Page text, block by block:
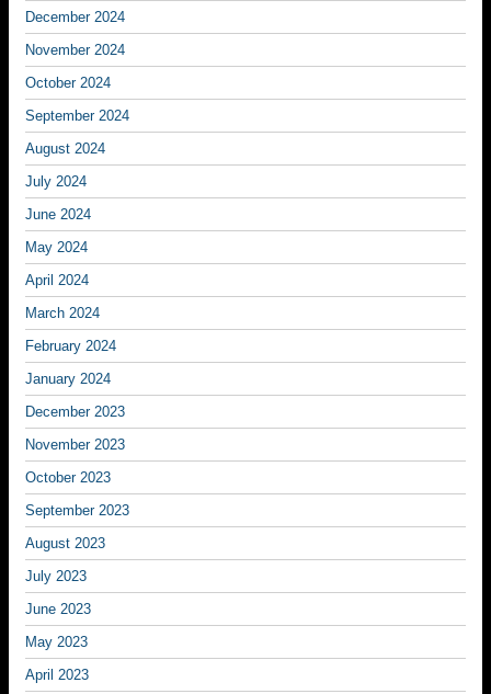
December 2024
November 2024
October 2024
September 2024
August 2024
July 2024
June 2024
May 2024
April 2024
March 2024
February 2024
January 2024
December 2023
November 2023
October 2023
September 2023
August 2023
July 2023
June 2023
May 2023
April 2023